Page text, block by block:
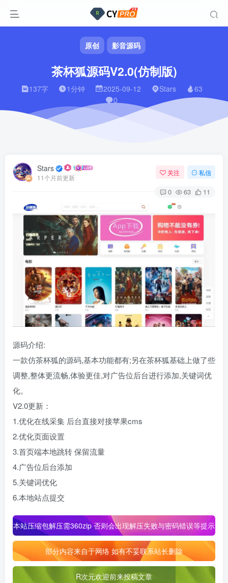
原创 影音源码
茶杯狐源码V2.0(仿制版)
137字 1分钟 2025-09-12 Stars
63
0
Stars
11个月前更新
关注 私信
0 63 11
源码介绍:
一款仿茶杯狐的源码,基本功能都有;另在茶杯狐基础上做了些
调整,整体更流畅,体验更佳,对广告位后台进行添加,关键词优
化。
V2.0更新：
1.优化在线采集 后台直接对接苹果cms
2.优化页面设置
3.首页端本地跳转 保留流量
4.广告位后台添加
5.关键词优化
6.本地站点提交
本站压缩包解压需360zip 否则会出现解压失败与密码错误等提示
部分内容来自于网络 如有不妥联系站长删除
R次元欢迎前来投稿文章